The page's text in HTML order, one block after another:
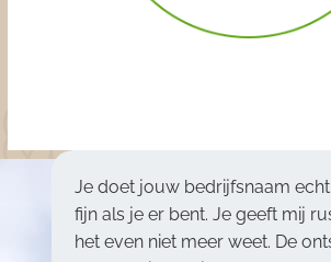
echt eer aan. Ik vind het altijd
mij rust en vertrouwen, als ik
De ontspanningsmassage die ik